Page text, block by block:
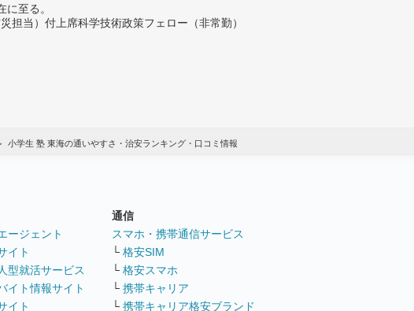
至る。
担当）付上席科学技術政策フェロー（非常勤）
小学生 塾 東海の通いやすさ・治安ランキング・口コミ情報
ージェント
イト
型就活サービス
イト情報サイト
イト
通信
スマホ・携帯通信サービス
└ 格安SIM
└ 格安スマホ
└ 携帯キャリア
└ 携帯キャリア格安ブランド